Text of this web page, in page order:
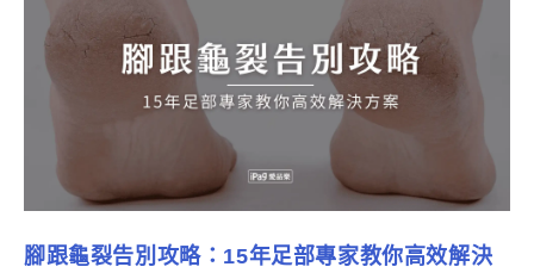
腳跟龜裂告別攻略：15年足部專家教你高效解決